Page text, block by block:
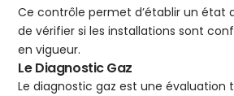
Ce contrôle permet d’établir un état
de vérifier si les installations sont
en vigueur.
Le Diagnostic Gaz
Le diagnostic gaz est une évaluation